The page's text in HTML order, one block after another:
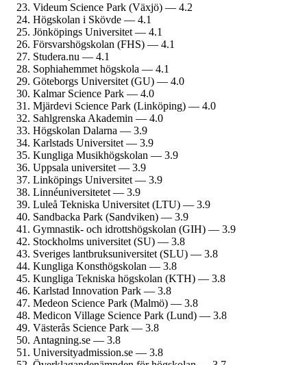
Videum Science Park (Växjö) — 4.2
Högskolan i Skövde — 4.1
Jönköpings Universitet — 4.1
Försvars­högskolan (FHS) — 4.1
Studera.nu — 4.1
Sophiahemmet högskola — 4.1
Göteborgs Universitet (GU) — 4.0
Kalmar Science Park — 4.0
Mjärdevi Science Park (Linköping) — 4.0
Sahlgrenska Akademin — 4.0
Högskolan Dalarna — 3.9
Karlstads Universitet — 3.9
Kungliga Musik­högskolan — 3.9
Uppsala universitet — 3.9
Linköpings Universitet — 3.9
Linné­universitetet — 3.9
Luleå Tekniska Universitet (LTU) — 3.9
Sandbacka Park (Sandviken) — 3.9
Gymnastik- och idrotts­högskolan (GIH) — 3.9
Stockholms universitet (SU) — 3.8
Sveriges lantbruks­universitet (SLU) — 3.8
Kungliga Konst­högskolan — 3.8
Kungliga Tekniska högskolan (KTH) — 3.8
Karlstad Innovation Park — 3.8
Medeon Science Park (Malmö) — 3.8
Medicon Village Science Park (Lund) — 3.8
Västerås Science Park — 3.8
Antagning.se — 3.8
University­admission.se — 3.8